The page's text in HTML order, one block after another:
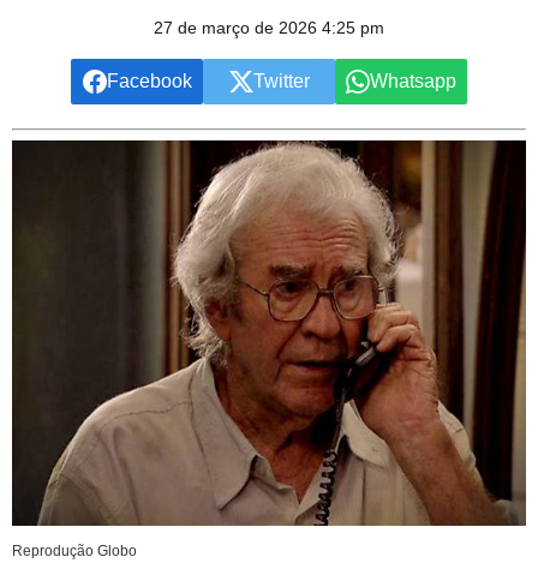
27 de março de 2026 4:25 pm
Facebook Twitter Whatsapp
Reprodução Globo